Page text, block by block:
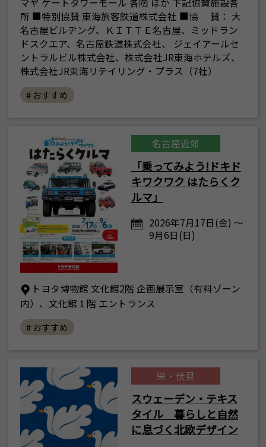
マヤ ゲートタワーモール 各階 ほか 下記協賛施設各
所 ■特別協賛 東海旅客鉄道株式会社 ■協 賛： 大
名古屋ビルヂング、ＫＩＴＴＥ名古屋、ミッドラン
ドスクエア、名古屋鉄道株式会社、 ジェイアールセ
ントラルビル株式会社、株式会社JR東海ホテルズ、
株式会社JR東海リテイリング・プラス（7社）
# おすすめ
名古屋近郊
「乗ってみよう!ドキド
キワクワク はたらくク
ルマ」
2026年7月17日(金) ～
9月6日(日)
トヨタ博物館 文化館2階 企画展示室（有料ゾーン
内）、文化館１階 エントランス
# おすすめ
栄・伏見
スウェーデン・テキス
タイル 暮らしと自然
に息づく北欧デザイン